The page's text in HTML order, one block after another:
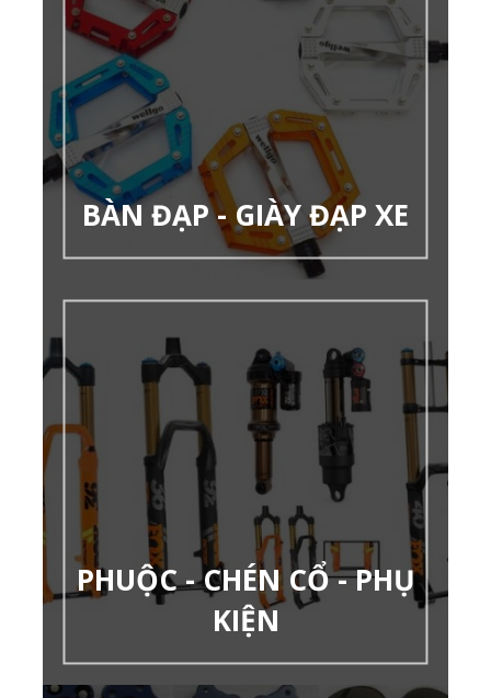
BÀN ĐẠP - GIÀY ĐẠP XE
PHUỘC - CHÉN CỔ - PHỤ
KIỆN